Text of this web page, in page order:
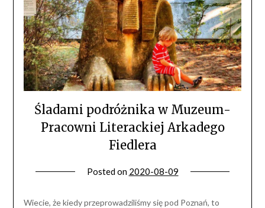
Śladami podróżnika w Muzeum-
Pracowni Literackiej Arkadego
Fiedlera
Posted on 2020-08-09
Wiecie, że kiedy przeprowadziliśmy się pod Poznań, to